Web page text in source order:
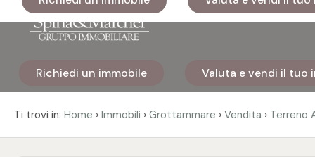
Richiedi un immobile Valuta e vendi il tuo
Ti trovi in: Home › Immobili › Grottammare › Vendita › Terreno
Immobili
Codice
Contratto